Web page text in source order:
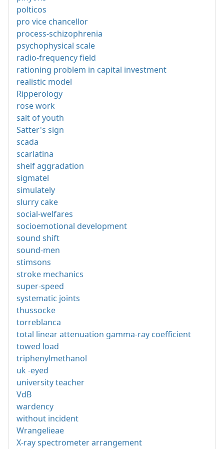
polticos
pro vice chancellor
process-schizophrenia
psychophysical scale
radio-frequency field
rationing problem in capital investment
realistic model
Ripperology
rose work
salt of youth
Satter's sign
scada
scarlatina
shelf aggradation
sigmatel
simulately
slurry cake
social-welfares
socioemotional development
sound shift
sound-men
stimsons
stroke mechanics
super-speed
systematic joints
thussocke
torreblanca
total linear attenuation gamma-ray coefficient
towed load
triphenylmethanol
uk -eyed
university teacher
VdB
wardency
without incident
Wrangelieae
X-ray spectrometer arrangement